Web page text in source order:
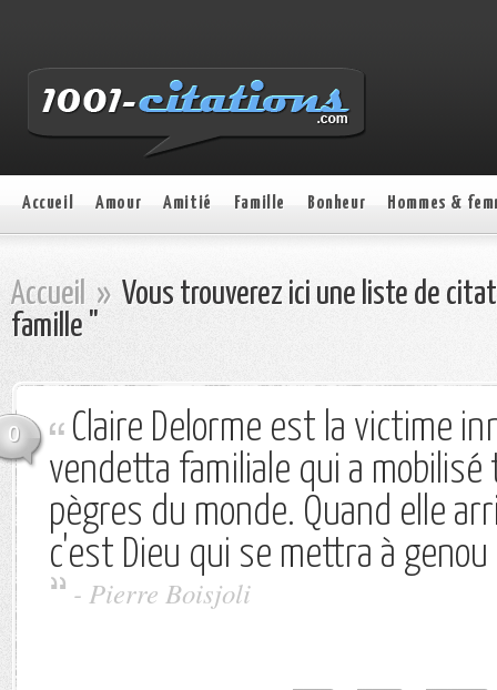
Accueil Amour Amitié Famille Bonheur Hommes &
Accueil » Vous trouverez ici une liste de
famille "
0
Claire Delorme est la victime
vendetta familiale qui a
pègres du monde. Quand elle
c'est Dieu qui se mettra à genou
- Pierre Boisjoli